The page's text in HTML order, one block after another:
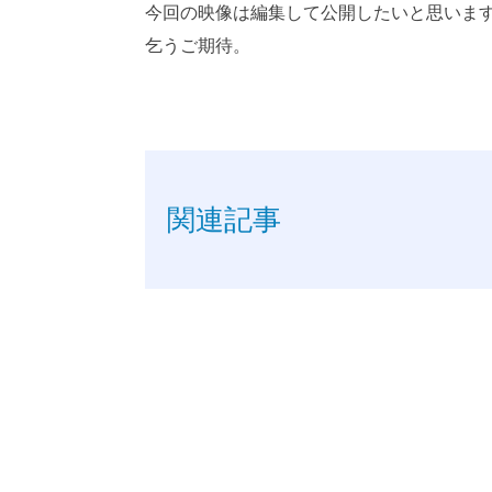
今回の映像は編集して公開したいと思いま
乞うご期待。
関連記事